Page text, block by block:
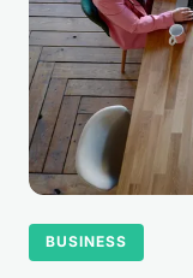
BUSINESS